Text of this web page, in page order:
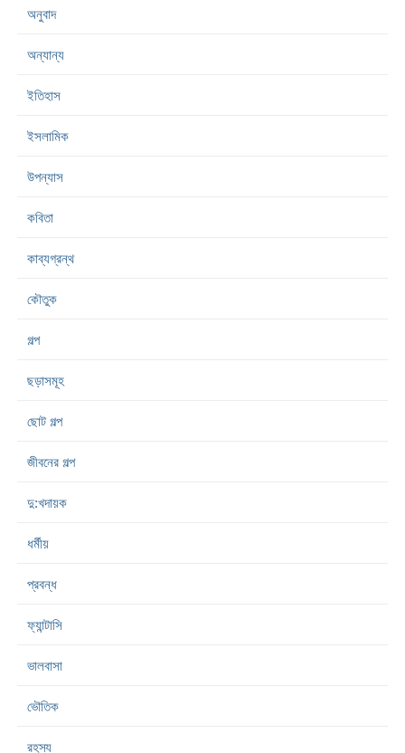
অনুবাদ
অন্যান্য
ইতিহাস
ইসলামিক
উপন্যাস
কবিতা
কাব্যগ্রন্থ
কৌতুক
গল্প
ছড়াসমূহ
ছোট গল্প
জীবনের গল্প
দু:খদায়ক
ধর্মীয়
প্রবন্ধ
ফ্যান্টাসি
ভালবাসা
ভৌতিক
রহস্য